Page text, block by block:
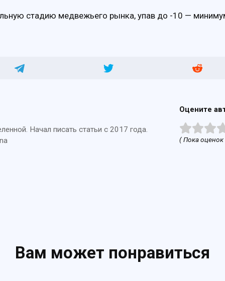
стадию медвежьего рынка, упав до -10 —
Начал писать статьи с 2017 года.
Оцените
( Пока оценок
Вам может понравиться